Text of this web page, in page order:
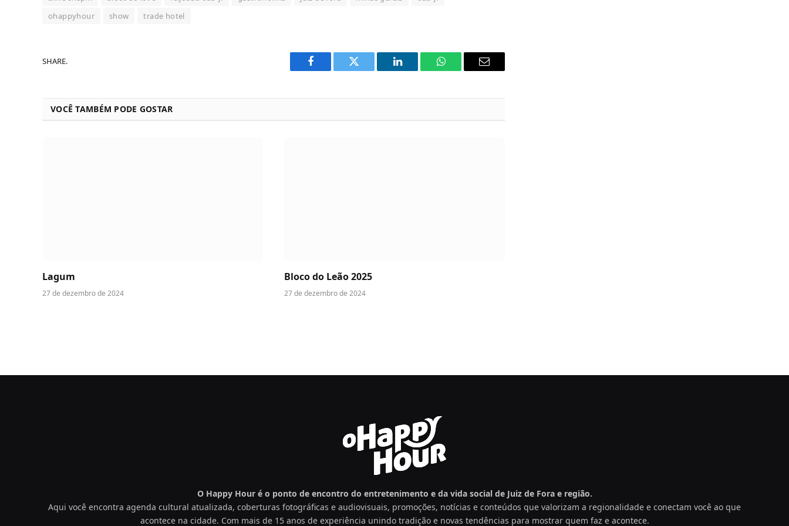
ohappyhour
show trade hotel
SHARE.
Facebook Twitter LinkedIn WhatsAppEmail
VOCÊ TAMBÉM PODE GOSTAR
Lagum
27 de dezembro de 2024
Bloco do Leão 2025
27 de dezembro de 2024
O Happy Hour é o ponto de encontro do entretenimento e da vida social de Juiz de Fora e região.
Aqui você encontra agenda cultural atualizada, coberturas fotográficas e audiovisuais, promoções, notícias e conteúdos que valorizam a regionalidade e conectam você ao que
acontece na cidade. Com mais de 15 anos de experiência unindo tradição e novas tendências para mostrar quem faz e acontece.